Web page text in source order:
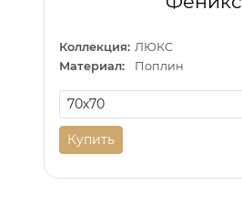
Коллекция: ЛЮКС
Материал:
Поплин
Купить